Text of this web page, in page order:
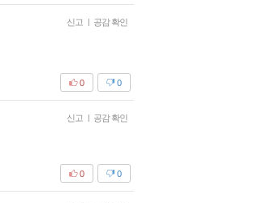
신고 | 공감 확인
0
0
신고 | 공감 확인
0
0